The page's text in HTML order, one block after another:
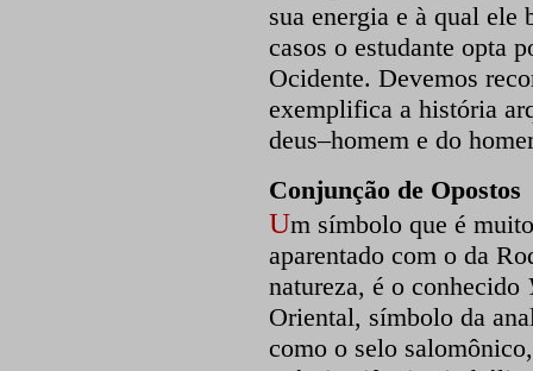
sua energia e à qual ele
casos o estudante opta
Ocidente. Devemos
exemplifica a história
deus–homem e do
Conjunção de Opostos
Um símbolo que é
aparentado com o da
natureza, é o conhecido
Oriental, símbolo da
como o selo